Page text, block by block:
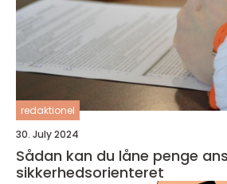
redaktionel
30. July 2024
Sådan kan du låne penge
sikkerhedsorienteret